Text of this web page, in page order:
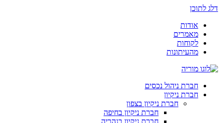
דלג לתוכן
אודות
מאמרים
לקוחות
מהעיתונות
חברת ניהול נכסים
חברת ניקיון
חברת ניקיון בצפון
חברת ניקיון בחיפה
חברת ניקיון בנהריה